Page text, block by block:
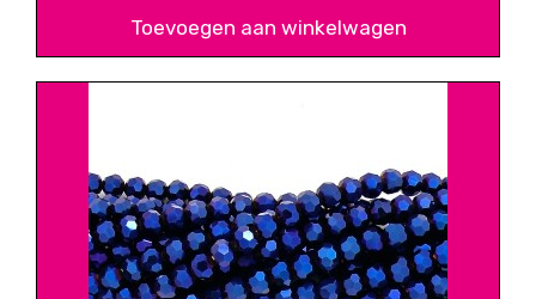
Toevoegen aan winkelwagen